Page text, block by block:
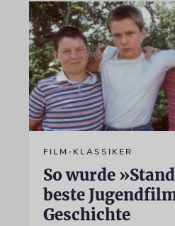
FILM-KLASSIKER
So wurde
beste
Geschichte